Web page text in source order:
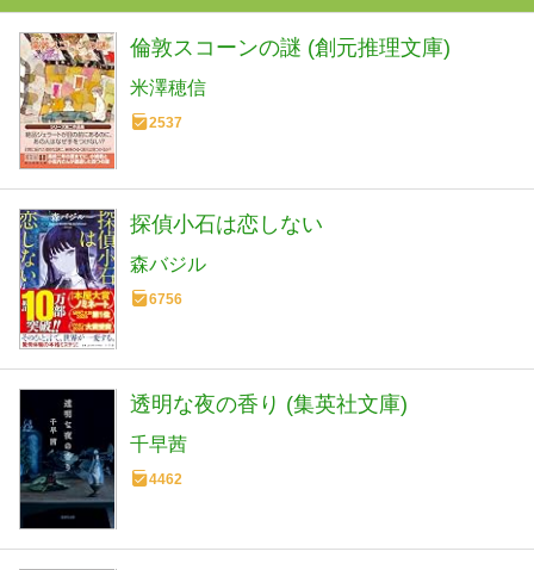
倫敦スコーンの謎 (創元推理文庫)
米澤穂信
2537
探偵小石は恋しない
森バジル
6756
透明な夜の香り (集英社文庫)
千早茜
4462